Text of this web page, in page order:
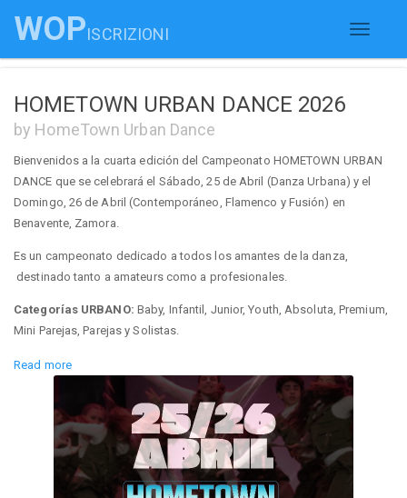
Toggle
WOPISCRIZIONI
HOMETOWN URBAN DANCE 2026
by HomeTown Urban Dance
Bienvenidos a la cuarta edición del Campeonato HOMETOWN URBAN
DANCE que se celebrará el Sábado, 25 de Abril (Danza Urbana) y el
Domingo, 26 de Abril (Contemporáneo, Flamenco y Fusión) en
Benavente, Zamora.
Es un campeonato dedicado a todos los amantes de la danza,
destinado tanto a amateurs como a profesionales.
Categorías URBANO: Baby, Infantil, Junior, Youth, Absoluta, Premium,
Mini Parejas, Parejas y Solistas.
Categorías ALL STYLES
Children, Teen, Adulto y Solistas.
Para más detalles consultar:www.hometownurbandance.com
Instagram:hometownurbandance
Read more